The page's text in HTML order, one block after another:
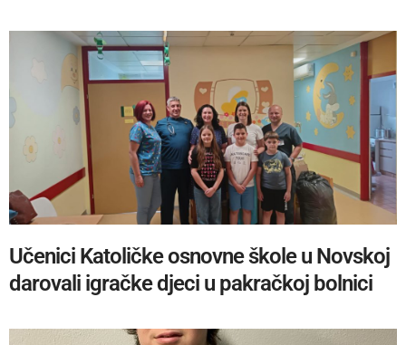
Učenici Katoličke osnovne škole u Novskoj
darovali igračke djeci u pakračkoj bolnici